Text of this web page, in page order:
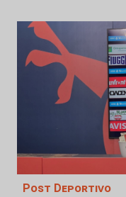
Post Deportivo